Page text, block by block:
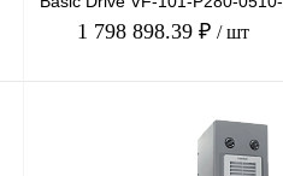
380В, 280кВт, 5
1 798 898.39 ₽ / шт
В